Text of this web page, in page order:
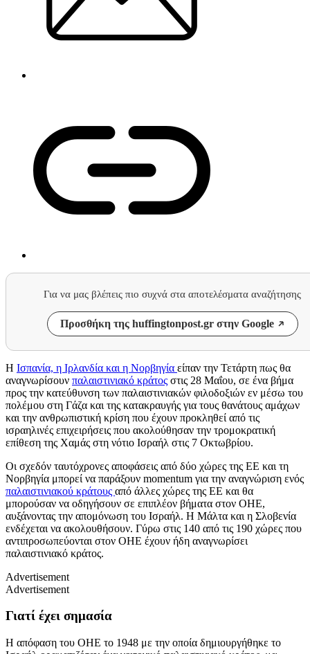
Για να μας βλέπεις πιο συχνά στα αποτελέσματα αναζήτησης
Προσθήκη της huffingtonpost.gr στην Google
Η Ισπανία, η Ιρλανδία και η Νορβηγία είπαν την Τετάρτη πως θα
αναγνωρίσουν παλαιστινιακό κράτος στις 28 Μαΐου, σε ένα βήμα
προς την κατεύθυνση των παλαιστινιακών φιλοδοξιών εν μέσω του
πολέμου στη Γάζα και της κατακραυγής για τους θανάτους αμάχων
και την ανθρωπιστική κρίση που έχουν προκληθεί από τις
ισραηλινές επιχειρήσεις που ακολούθησαν την τρομοκρατική
επίθεση της Χαμάς στη νότιο Ισραήλ στις 7 Οκτωβρίου.
Οι σχεδόν ταυτόχρονες αποφάσεις από δύο χώρες της ΕΕ και τη
Νορβηγία μπορεί να παράξουν momentum για την αναγνώριση ενός
παλαιστινιακού κράτους από άλλες χώρες της ΕΕ και θα
μπορούσαν να οδηγήσουν σε επιπλέον βήματα στον ΟΗΕ,
αυξάνοντας την απομόνωση του Ισραήλ. Η Μάλτα και η Σλοβενία
ενδέχεται να ακολουθήσουν. Γύρω στις 140 από τις 190 χώρες που
αντιπροσωπεύονται στον ΟΗΕ έχουν ήδη αναγνωρίσει
παλαιστινιακό κράτος.
Advertisement
Advertisement
Γιατί έχει σημασία
Η απόφαση του ΟΗΕ το 1948 με την οποία δημιουργήθηκε το